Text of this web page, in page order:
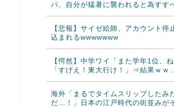
パ、自分が猛暑に襲われると為すす
【悲報】サイゼ絵師、アカウント停
込まれるwwwwwww
【愕然】中学ワイ「また学年1位、
「すげえ！東大行け！」⇒結果ｗｗ...
海外「まるでタイムスリップしたみ
だ…！」日本の江戸時代の街並みが